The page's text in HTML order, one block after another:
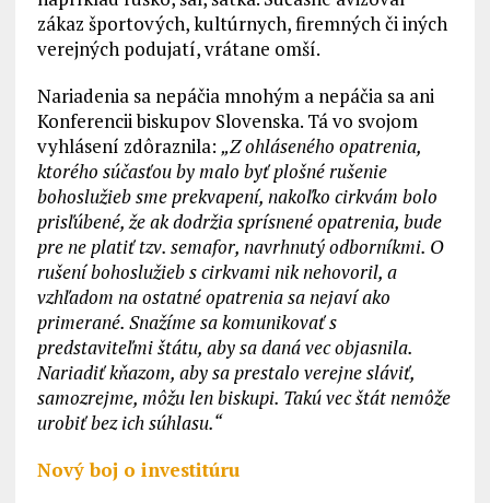
zákaz športových, kultúrnych, firemných či iných
verejných podujatí, vrátane omší.
Nariadenia sa nepáčia mnohým a nepáčia sa ani
Konferencii biskupov Slovenska. Tá vo svojom
vyhlásení zdôraznila: „Z ohláseného opatrenia,
ktorého súčasťou by malo byť plošné rušenie
bohoslužieb sme prekvapení, nakoľko cirkvám bolo
prisľúbené, že ak dodržia sprísnené opatrenia, bude
pre ne platiť tzv. semafor, navrhnutý odborníkmi. O
rušení bohoslužieb s cirkvami nik nehovoril, a
vzhľadom na ostatné opatrenia sa nejaví ako
primerané. Snažíme sa komunikovať s
predstaviteľmi štátu, aby sa daná vec objasnila.
Nariadiť kňazom, aby sa prestalo verejne sláviť,
samozrejme, môžu len biskupi. Takú vec štát nemôže
urobiť bez ich súhlasu.“
Nový boj o investitúru